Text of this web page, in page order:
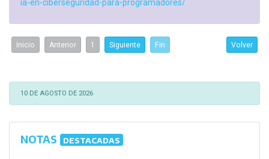
ia-en-ciberseguridad-para-programadores/
Inicio Anterior 1 Siguiente Fin Volver
10 DE AGOSTO DE 2026
NOTAS DESTACADAS